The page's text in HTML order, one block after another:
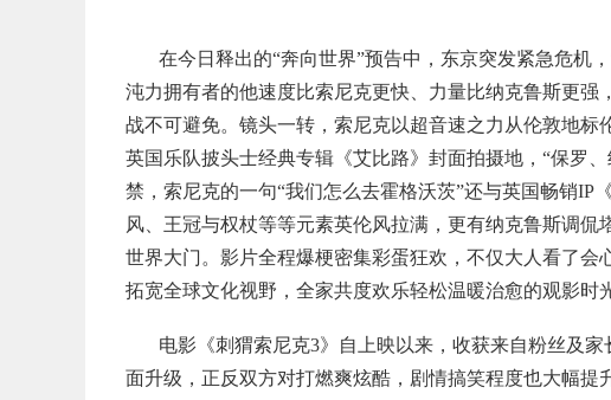
在今日释出的“奔向世界”预告中，东京突发紧急危机
沌力拥有者的他速度比索尼克更快、力量比纳克鲁斯更
战不可避免。镜头一转，索尼克以超音速之力从伦敦地
英国乐队披头士经典专辑《艾比路》封面拍摄地，“保罗
禁，索尼克的一句“我们怎么去霍格沃茨”还与英国畅销IP
风、王冠与权杖等等元素英伦风拉满，更有纳克鲁斯调
世界大门。影片全程爆梗密集彩蛋狂欢，不仅大人看了会
拓宽全球文化视野，全家共度欢乐轻松温暖治愈的观影时
电影《刺猬索尼克3》自上映以来，收获来自粉丝及
面升级，正反双方对打燃爽炫酷，剧情搞笑程度也大幅